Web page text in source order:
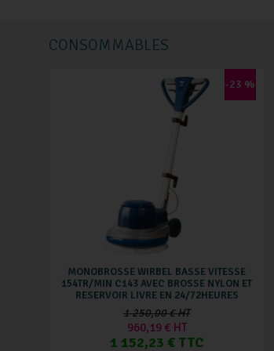
CONSOMMABLES
-23 %
MONOBROSSE WIRBEL BASSE VITESSE
154TR/MIN C143 AVEC BROSSE NYLON ET
RESERVOIR LIVRE EN 24/72HEURES
1 250,00 € HT
960,19 € HT
1 152,23 € TTC